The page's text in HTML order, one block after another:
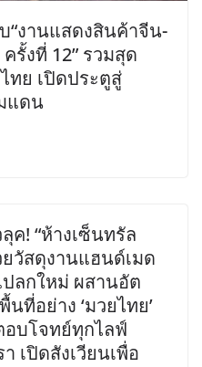
“งานแสดงสินค้าจีน-
รั้งที่ 12” รวมสุด
ทย เปิดประตูสู่
แดน
ค! “ห้างเซ็นทรัล
วัสดุงานแฮนด์เมด
ลกใหม่ ผสานอัต
ที่อย่าง ‘มวยไทย’
บโจทย์ทุกไลฟ์
เปิดสังเวียนเพื่อ